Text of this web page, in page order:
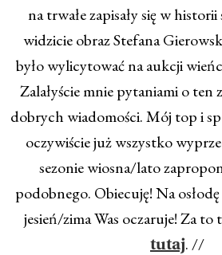
na trwałe zapisały się w
widzicie obraz Stefana
było wylicytować na aukcji
Zalałyście mnie pytaniami o ten
dobrych wiadomości. Mój top i
oczywiście już wszystko
sezonie wiosna/lato
podobnego. Obiecuję! Na
jesień/zima Was oczaruje! Za to
tutaj. //